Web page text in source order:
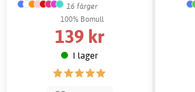
16 färger
100% Bomull
139 kr
I lager